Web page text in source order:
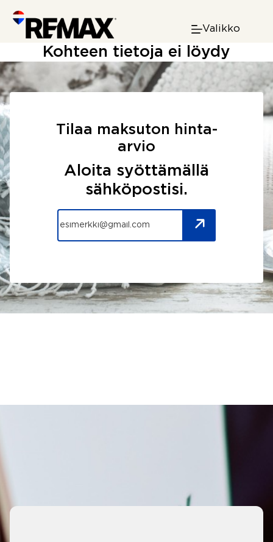
content
Valikko
Kohteen tietoja ei löydy
Tilaa maksuton hinta-
arvio
Aloita syöttämällä
sähköpostisi.